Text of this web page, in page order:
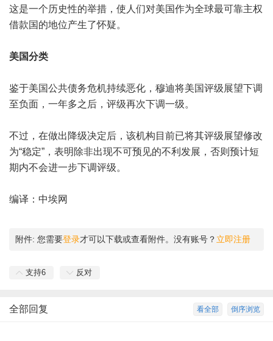
这是一个历史性的举措，使人们对美国作为全球最可靠主权
借款国的地位产生了怀疑。
美国分类
鉴于美国公共债务危机持续恶化，穆迪将美国评级展望下调
至负面，一年多之后，评级再次下调一级。
不过，在做出降级决定后，该机构目前已将其评级展望修改
为“稳定”，表明除非出现不可预见的不利发展，否则预计短
期内不会进一步下调评级。
编译：中埃网
附件: 您需要登录才可以下载或查看附件。没有账号？ 立即注册
支持6 反对
倒序浏览
看全部
全部回复